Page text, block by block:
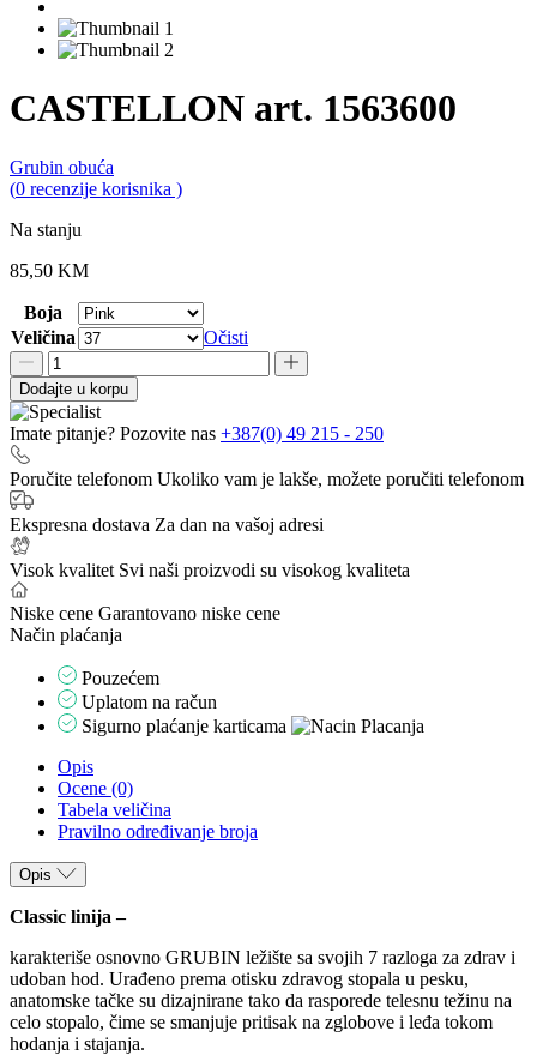
CASTELLON art. 1563600
Grubin obuća
0,0
(0 recenzije korisnika )
Na stanju
85,50 KM
Boja
Veličina
Očisti
CASTELLON
art.
1563600
količina
Dodajte u korpu
Imate pitanje? Pozovite nas +387(0) 49 215 - 250
Poručite telefonom Ukoliko vam je lakše, možete poručiti telefonom
Ekspresna dostava Za dan na vašoj adresi
Visok kvalitet Svi naši proizvodi su visokog kvaliteta
Niske cene Garantovano niske cene
Način plaćanja
Pouzećem
Uplatom na račun
Sigurno plaćanje karticama
Opis
Ocene (0)
Tabela veličina
Pravilno određivanje broja
Opis
Classic linija –
karakteriše osnovno GRUBIN ležište sa svojih 7 razloga za zdrav i
udoban hod. Urađeno prema otisku zdravog stopala u pesku,
anatomske tačke su dizajnirane tako da rasporede telesnu težinu na
celo stopalo, čime se smanjuje pritisak na zglobove i leđa tokom
hodanja i stajanja.